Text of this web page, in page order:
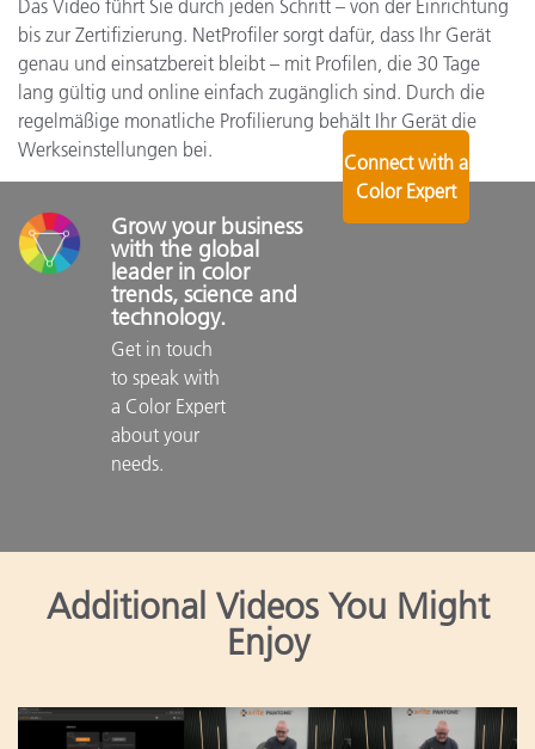
Das Video führt Sie durch jeden Schritt – von der Einrichtung
bis zur Zertifizierung. NetProfiler sorgt dafür, dass Ihr Gerät
genau und einsatzbereit bleibt – mit Profilen, die 30 Tage
lang gültig und online einfach zugänglich sind. Durch die
regelmäßige monatliche Profilierung behält Ihr Gerät die
Werkseinstellungen bei.
Grow your business
with the global
leader in color
trends, science and
technology.
Get in touch
to speak with
a Color Expert
about your
needs.
Connect with a
Color Expert
Additional Videos You Might
Enjoy